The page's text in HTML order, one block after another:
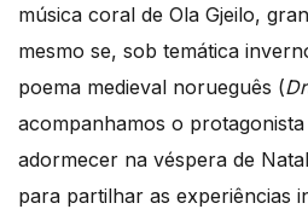
música coral de Ola Gjeilo,
mesmo se, sob temática
poema medieval norueguês (
acompanhamos o
adormecer na véspera de
para partilhar as experiências